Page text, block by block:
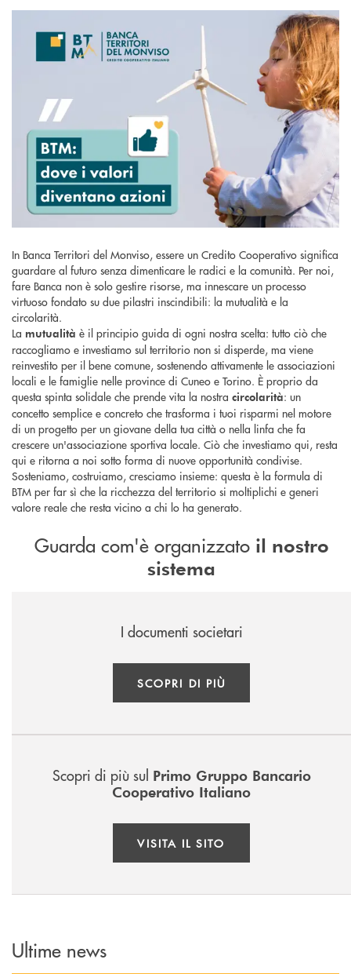
In Banca Territori del Monviso, essere un Credito Cooperativo significa
guardare al futuro senza dimenticare le radici e la comunità. Per noi,
fare Banca non è solo gestire risorse, ma innescare un processo
virtuoso fondato su due pilastri inscindibili: la mutualità e la
circolarità.
La mutualità è il principio guida di ogni nostra scelta: tutto ciò che
raccogliamo e investiamo sul territorio non si disperde, ma viene
reinvestito per il bene comune, sostenendo attivamente le associazioni
locali e le famiglie nelle province di Cuneo e Torino. È proprio da
questa spinta solidale che prende vita la nostra circolarità: un
concetto semplice e concreto che trasforma i tuoi risparmi nel motore
di un progetto per un giovane della tua città o nella linfa che fa
crescere un'associazione sportiva locale. Ciò che investiamo qui, resta
qui e ritorna a noi sotto forma di nuove opportunità condivise.
Sosteniamo, costruiamo, cresciamo insieme: questa è la formula di
BTM per far sì che la ricchezza del territorio si moltiplichi e generi
valore reale che resta vicino a chi lo ha generato.
Guarda com'è organizzato il nostro
sistema
I documenti societari
SCOPRI DI PIÙ
Scopri di più sul Primo Gruppo Bancario
Cooperativo Italiano
VISITA IL SITO
Ultime news